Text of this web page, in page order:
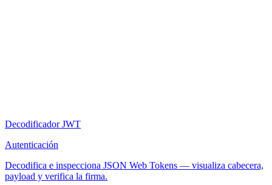
Decodificador JWT
Autenticación
Decodifica e inspecciona JSON Web Tokens — visualiza cabecera,
payload y verifica la firma.